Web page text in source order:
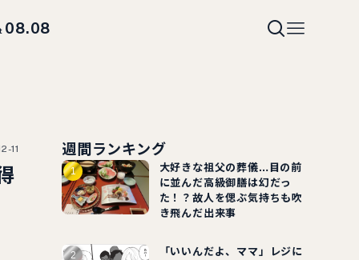
08.08
11 週間ランキング
大好きな祖父の葬儀…目の前
に並んだ高級御膳は幻だっ
た！？故人を偲ぶ気持ちも吹
き飛んだ出来事
「いいんだよ、ママ」レジに